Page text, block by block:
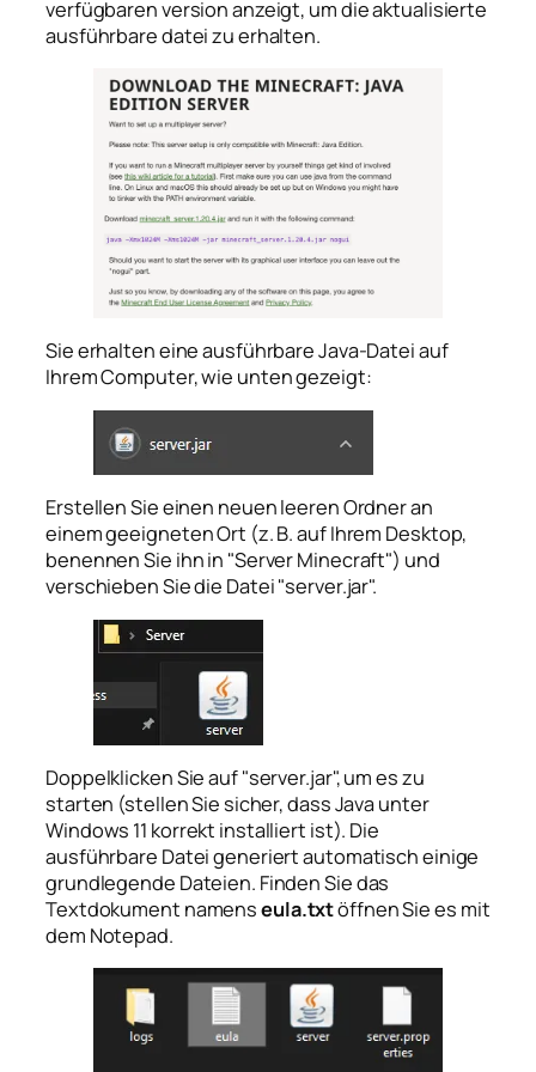
verfügbaren version anzeigt, um die aktualisierte
ausführbare datei zu erhalten.
Sie erhalten eine ausführbare Java-Datei auf
Ihrem Computer, wie unten gezeigt:
Erstellen Sie einen neuen leeren Ordner an
einem geeigneten Ort (z. B. auf Ihrem Desktop,
benennen Sie ihn in "Server Minecraft") und
verschieben Sie die Datei "server.jar".
Doppelklicken Sie auf "server.jar", um es zu
starten (stellen Sie sicher, dass Java unter
Windows 11 korrekt installiert ist). Die
ausführbare Datei generiert automatisch einige
grundlegende Dateien. Finden Sie das
Textdokument namenseula.txtöffnen Sie es mit
dem Notepad.